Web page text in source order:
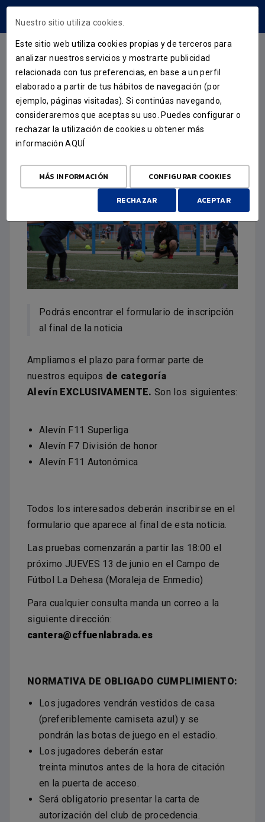
EL VIVERO
PRUEBAS DE ACCESO PARA LA
CATEGORÍA ALEVÍN 2024
Podrás encontrar el formulario de inscripción
al final de la noticia
Ampliamos el plazo para formar parte de
nuestros equipos de categoría
Alevín EXCLUSIVAMENTE.Son los siguientes:
Alevín F11 Superliga
Alevín F7 División de honor
Alevín F11 Autonómica
Todos los interesados deberán inscribirse en el
formulario que aparece al final de esta noticia.
Las pruebas comenzarán a partir las 18:00 el
próximo JUEVES 13 de junio en el Campo de
Fútbol La Dehesa (Moraleja de Enmedio)
Para cualquier consulta manda un correo a la
siguiente dirección:
cantera@cffuenlabrada.es
NORMATIVA DE OBLIGADO CUMPLIMIENTO:
Los jugadores vendrán vestidos de casa
(preferiblemente camiseta azul) y se
pondrán las botas de juego en el estadio.
Los jugadores deberán estar
treinta minutos antes de la hora de citación
en la puerta de acceso.
Será obligatorio presentar la carta de
autorización del club de procedencia.
Nuestro sitio utiliza cookies.
Este sitio web utiliza cookies propias y de terceros para
analizar nuestros servicios y mostrarte publicidad
relacionada con tus preferencias, en base a un perfil
elaborado a partir de tus hábitos de navegación (por
ejemplo, páginas visitadas). Si continúas navegando,
consideraremos que aceptas su uso. Puedes configurar o
rechazar la utilización de cookies u obtener más
informaciónAQUÍ
MÁS INFORMACIÓN CONFIGURAR COOKIES
RECHAZAR ACEPTAR